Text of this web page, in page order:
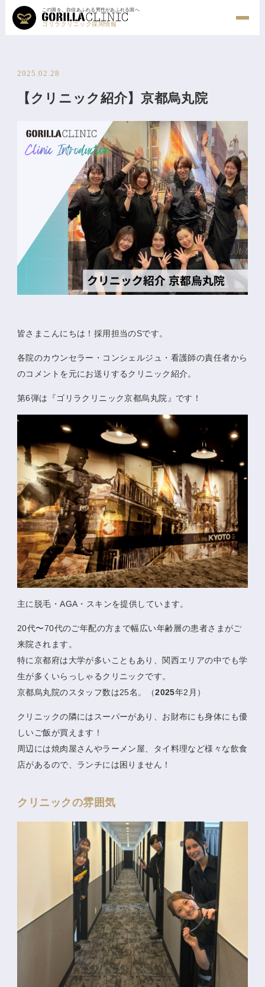
この国を、自信あふれる男性があふれる国へ
ゴリラクリニック採用情報
2025.02.28
【クリニック紹介】京都烏丸院
皆さまこんにちは！採用担当のSです。
各院のカウンセラー・コンシェルジュ・看護師の責任者から
のコメントを元にお送りするクリニック紹介。
第6弾は『ゴリラクリニック京都烏丸院』です！
主に脱毛・AGA・スキンを提供しています。
20代〜70代のご年配の方まで幅広い年齢層の患者さまがご
来院されます。
特に京都府は大学が多いこともあり、関西エリアの中でも学
生が多くいらっしゃるクリニックです。
京都烏丸院のスタッフ数は25名。（2025年2月）
クリニックの隣にはスーパーがあり、お財布にも身体にも優
しいご飯が買えます！
周辺には焼肉屋さんやラーメン屋、タイ料理など様々な飲食
店があるので、ランチには困りません！
クリニックの雰囲気